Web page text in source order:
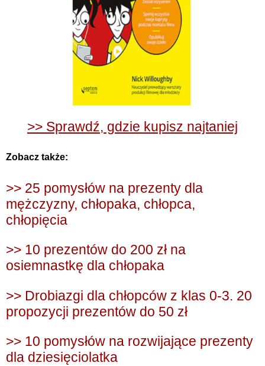
>> Sprawdź, gdzie kupisz najtaniej
Zobacz także:
>> 25 pomysłów na prezenty dla
mężczyzny, chłopaka, chłopca,
chłopięcia
>> 10 prezentów do 200 zł na
osiemnastkę dla chłopaka
>> Drobiazgi dla chłopców z klas 0-3. 20
propozycji prezentów do 50 zł
>> 10 pomysłów na rozwijające prezenty
dla dziesięciolatka